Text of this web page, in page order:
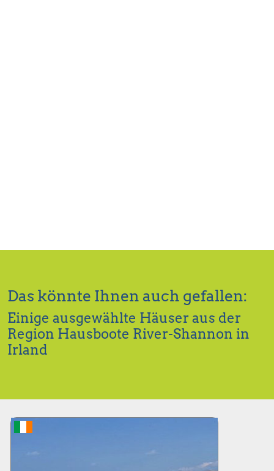
Das könnte Ihnen auch gefallen:
Einige ausgewählte Häuser aus der
Region Hausboote River-Shannon in
Irland